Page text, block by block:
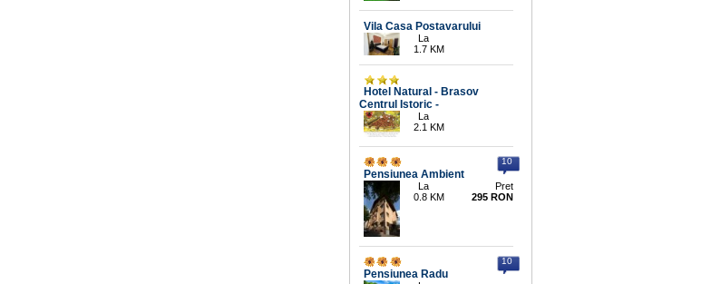
Vila Casa Postavarului
La
1.7 KM
Hotel Natural - Brasov
Centrul Istoric -
La
2.1 KM
Pensiunea Ambient
10
La
0.8 KM
Pret
295 RON
Pensiunea Radu
10